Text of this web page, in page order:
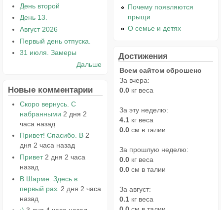
День второй
День 13.
Август 2026
Первый день отпуска.
31 июля. Замеры
Дальше
Новые комментарии
Скоро вернусь. С
набранными 2 дня 2
часа назад
Привет! Спасибо. В 2
дня 2 часа назад
Привет 2 дня 2 часа
назад
В Шарме. Здесь в
первый раз. 2 дня 2 часа
назад
Почему появляются
прыщи
О семье и детях
Достижения
Всем сайтом сброшено
За вчера:
0.0 кг веса
За эту неделю:
4.1 кг веса
0.0 см в талии
За прошлую неделю:
0.0 кг веса
0.0 см в талии
За август:
0.1 кг веса